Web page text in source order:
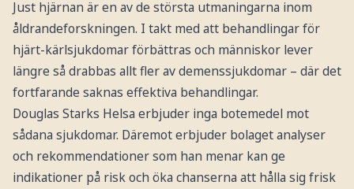
Just hjärnan är en av de största utmaningarna inom
åldrandeforskningen. I takt med att behandlingar för
hjärt-kärlsjukdomar förbättras och människor lever
längre så drabbas allt fler av demenssjukdomar – där det
fortfarande saknas effektiva behandlingar.
Douglas Starks Helsa erbjuder inga botemedel mot
sådana sjukdomar. Däremot erbjuder bolaget analyser
och rekommendationer som han menar kan ge
indikationer på risk och öka chanserna att hålla sig frisk